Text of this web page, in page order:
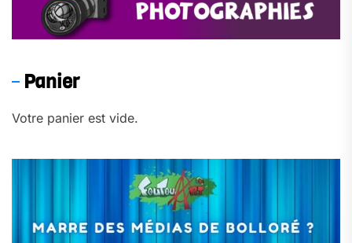
Panier
Votre panier est vide.